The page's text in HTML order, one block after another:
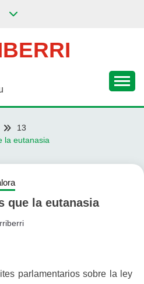
13
la eutanasia
que la eutanasia
parlamentarios sobre la ley